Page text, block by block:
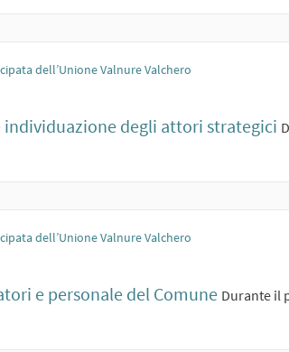
dell’Unione Valnure Valchero
individuazione degli attori strategici
dell’Unione Valnure Valchero
e personale del Comune Durante il